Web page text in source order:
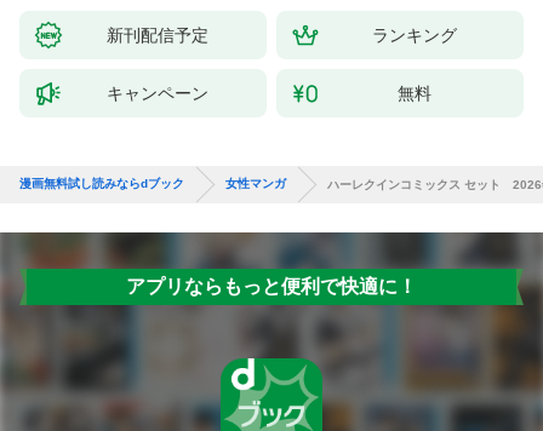
新刊配信予定 ランキング
キャンペーン 無料
漫画無料試し読みならdブック 女性マンガ ハーレクインコミックス セット
アプリならもっと便利で快適に！